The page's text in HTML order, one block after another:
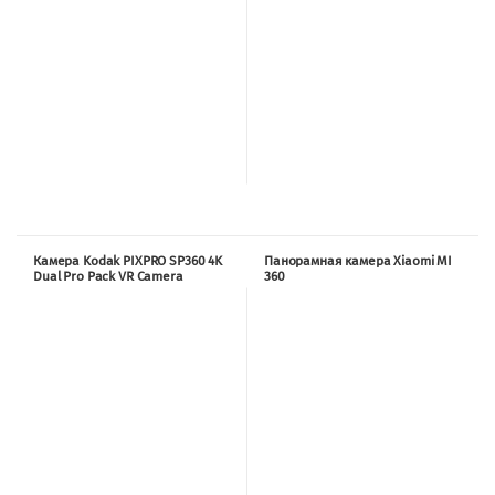
Камера Kodak PIXPRO SP360 4K
Dual Pro Pack VR Camera
Панорамная камера Xiaomi MI
360